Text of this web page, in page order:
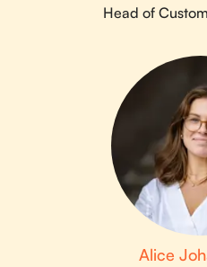
Head of
Alice